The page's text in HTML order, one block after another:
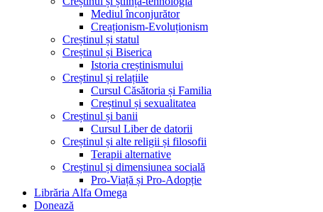
Mediul înconjurător
Creaționism-Evoluționism
Creștinul și statul
Creștinul și Biserica
Istoria creștinismului
Creștinul și relațiile
Cursul Căsătoria și Familia
Creștinul și sexualitatea
Creștinul și banii
Cursul Liber de datorii
Creștinul și alte religii și filosofii
Terapii alternative
Creștinul și dimensiunea socială
Pro-Viață și Pro-Adopție
Librăria Alfa Omega
Donează